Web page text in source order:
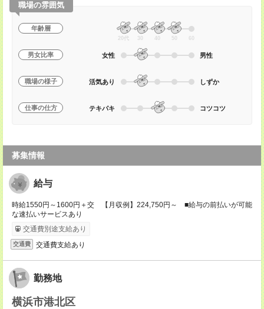
職場の雰囲気
年齢層
20代 30 40 50 60
男女比率 女性 男性
職場の様子 活気あり しずか
仕事の仕方 テキパキ コツコツ
募集情報
給与
時給1550円～1600円＋交 【月収例】224,750円～ ■給与の前払いが可能
な速払いサービスあり
交通費別途支給あり
交通費 交通費支給あり
勤務地
横浜市港北区